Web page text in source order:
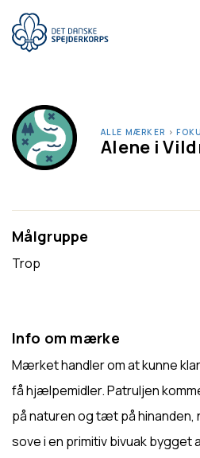
hovedindhold
ALLE MÆRKER ›
Alene i
Målgruppe
Trop
Info om mærke
Mærket handler om at kunne
få hjælpemidler. Patruljen
på naturen og tæt på hinanden,
sove i en primitiv bivuak bygget